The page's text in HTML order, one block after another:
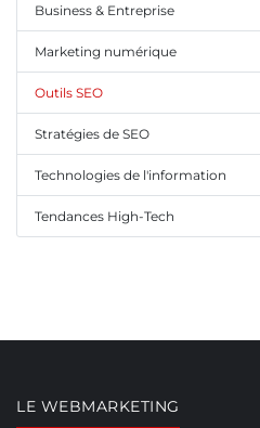
Business & Entreprise
Marketing numérique
Outils SEO
Stratégies de SEO
Technologies de l'information
Tendances High-Tech
LE WEBMARKETING